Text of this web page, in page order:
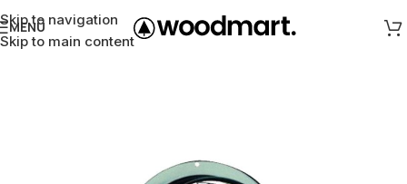
Skip to navigation
Skip to main content
MENÜ